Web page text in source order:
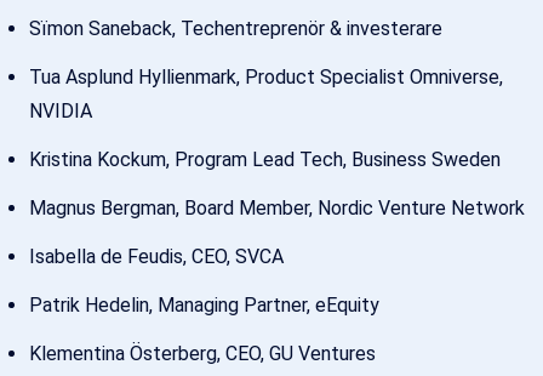
Sïmon Saneback, Techentreprenör & investerare
Tua Asplund Hyllienmark, Product Specialist Omniverse,
NVIDIA
Kristina Kockum, Program Lead Tech, Business Sweden
Magnus Bergman, Board Member, Nordic Venture Network
Isabella de Feudis, CEO, SVCA
Patrik Hedelin, Managing Partner, eEquity
Klementina Österberg, CEO, GU Ventures